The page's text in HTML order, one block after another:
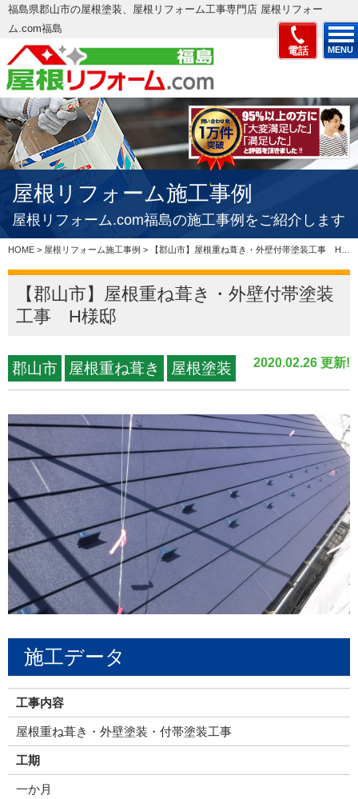
福島県郡山市の屋根塗装、屋根リフォーム工事専門店 屋根リフォー
ム.com福島
電話
MENU
屋根リフォーム施工事例
屋根リフォーム.com福島の施工事例をご紹介します
HOME > 屋根リフォーム施工事例 > 【郡山市】屋根重ね葺き・外壁付帯塗装工事 H様邸
【郡山市】屋根重ね葺き・外壁付帯塗装
工事 H様邸
2020.02.26 更新!
郡山市 屋根重ね葺き 屋根塗装
施工データ
工事内容
屋根重ね葺き・外壁塗装・付帯塗装工事
工期
一か月